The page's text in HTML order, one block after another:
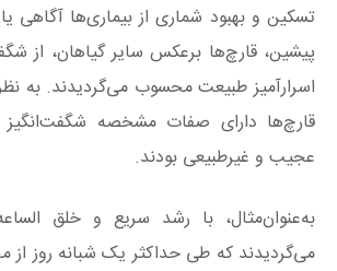
تسکین و بهبود شماری از بیماری‌ها آگاهی
پیشین، قارچ‌ها برعکس سایر گیاهان، از
اسرارآمیز طبیعت محسوب می‌گردیدند. به
قارچ‌ها دارای صفات مشخصه
عجیب و غیرطبیعی بودند.
به‌عنوان‌مثال، با رشد سریع و خلق‌
می‌گردیدند که طی حداکثر یک شبانه‌ روز از